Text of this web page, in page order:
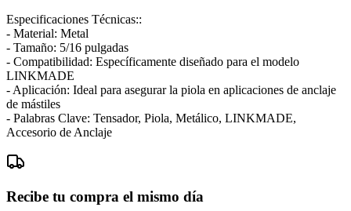
Especificaciones Técnicas::
- Material: Metal
- Tamaño: 5/16 pulgadas
- Compatibilidad: Específicamente diseñado para el modelo
LINKMADE
- Aplicación: Ideal para asegurar la piola en aplicaciones de anclaje
de mástiles
- Palabras Clave: Tensador, Piola, Metálico, LINKMADE,
Accesorio de Anclaje
Recibe tu compra el mismo día